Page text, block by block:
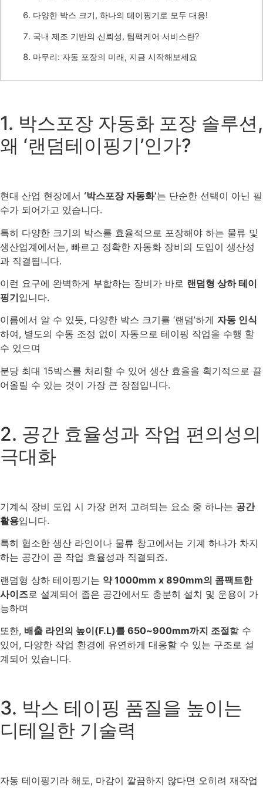
다양한 박스 크기, 하나의 테이핑기로 모두 대응!
국내 제조 기반의 신뢰성, 팀팩케어 서비스란?
마무리: 자동 포장의 미래, 지금 시작해보세요
1. 박스포장 자동화 포장 솔루션,
왜 ‘랜덤테이핑기’인가?
현대 산업 현장에서 ‘박스포장 자동화’는 단순한 선택이 아닌 필
수가 되어가고 있습니다.
특히 다양한 크기의 박스를 효율적으로 포장해야 하는 물류 및
생산업계에서는, 빠르고 정확한 자동화 장비의 도입이 생산성
과 직결됩니다.
이런 요구에 완벽하게 부합하는 장비가 바로 랜덤형 상하 테이
핑기입니다.
이름에서 알 수 있듯, 다양한 박스 크기를 ‘랜덤’하게 자동 인식
하여, 별도의 수동 조정 없이 자동으로 테이핑 작업을 수행 할
수 있으며
분당 최대 15박스를 처리할 수 있어 생산 효율을 획기적으로 끌
어올릴 수 있는 것이 가장 큰 장점입니다.
2. 공간 효율성과 작업 편의성의
극대화
기계식 장비 도입 시 가장 먼저 고려되는 요소 중 하나는 공간
활용입니다.
특히 협소한 생산 라인이나 물류 창고에서는 기계 하나가 차지
하는 공간이 곧 작업 효율성과 직결되죠.
랜덤형 상하 테이핑기는 약 1000mm x 890mm의 콤팩트한
사이즈로 설계되어 좁은 공간에서도 충분히 설치 및 운용이 가
능하며
또한, 배출 라인의 높이(F.L)를 650~900mm까지 조절할 수
있어, 다양한 작업 환경에 유연하게 대응할 수 있는 구조로 설
계되어 있습니다.
3. 박스 테이핑 품질을 높이는
디테일한 기술력
자동 테이핑기라 해도, 마감이 깔끔하지 않다면 오히려 재작업